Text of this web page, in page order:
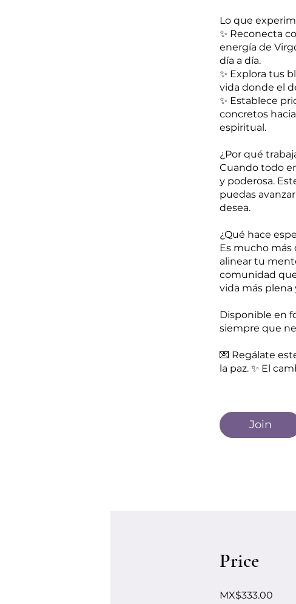
Lo que
✨ Reconecta
energía de
día a día.
✨ Explora tus
vida donde el
✨ Establece
concretos
espiritual.
¿Por qué
Cuando todo
y poderosa.
puedas
desea.
¿Qué hace
Es mucho más
alinear tu
comunidad
vida más plena
Disponible en
siempre que
💌 Regálate
Join
Price
MX$333.00